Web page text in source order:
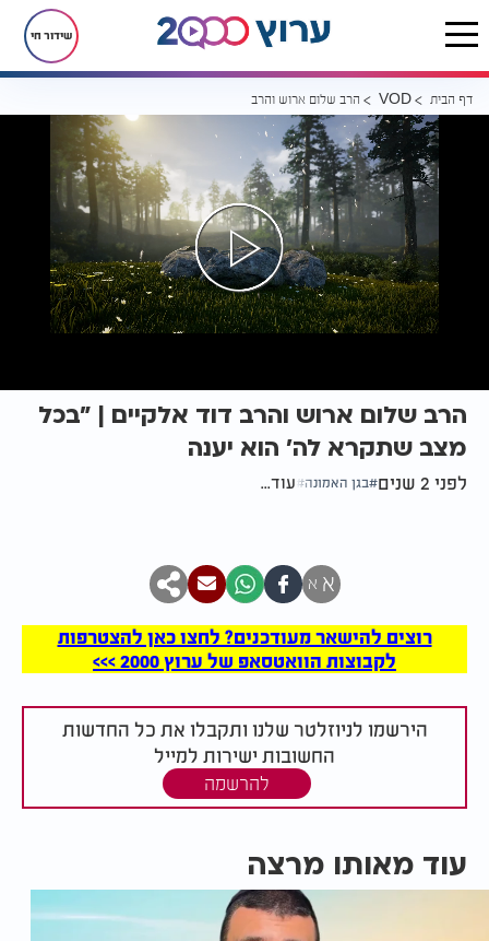
שידור חי
דף הבית VOD הרב שלום ארוש והרב דוד אלקיים | "בכל מצב שתקרא לה' הוא יענה
הרב שלום ארוש והרב דוד אלקיים | "בכל
מצב שתקרא לה' הוא יענה
לפני 2 שנים בגן האמונה עוד...
א א
רוצים להישאר מעודכנים? לחצו כאן להצטרפות
לקבוצות הוואטסאפ של ערוץ 2000 >>>
הירשמו לניוזלטר שלנו ותקבלו את כל החדשות
החשובות ישירות למייל
להרשמה
עוד מאותו מרצה